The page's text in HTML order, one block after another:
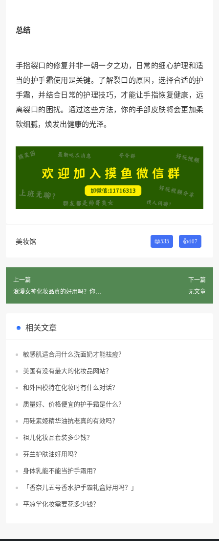
总结
手指裂口的修复并非一朝一夕之功，日常的细心护理和适
当的护手霜使用是关键。了解裂口的原因，选择合适的护
手霜，并结合日常的护理技巧，才能让手指恢复健康，远
离裂口的困扰。通过这些方法，你的手部皮肤将会更加柔
软细腻，焕发出健康的光泽。
美妆馆 📖535 👍107
上一篇
浪漫女神化妆品真的好用吗？你试
下一篇
无文章
相关文章
敏感肌适合用什么洗面奶才能祛痘？
美国有没有最大的化妆品网站？
和外国模特在化妆时有什么对话？
质量好、价格便宜的护手霜是什么？
用硅素姬精华油抗老真的有效吗？
祖儿化妆品套装多少钱？
芬兰护肤油好用吗？
身体乳能不能当护手霜用？
「香奈儿五号香水护手霜礼盒好用吗？」
平凉学化妆需要花多少钱？